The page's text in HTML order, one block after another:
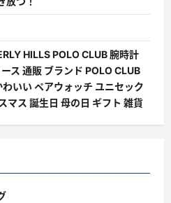
HILLS POLO CLUB 腕時計
ス 通販 ブランド POLO CLUB
いい ペアウォッチ ユニセック
マス 誕生日 母の日 ギフト 雑貨